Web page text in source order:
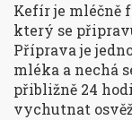
Kefír je mléčně
který se
Příprava je
mléka a nechá
přibližně 24
vychutnat